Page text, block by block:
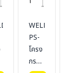
WELDING-
PS-
โครง
กรวย